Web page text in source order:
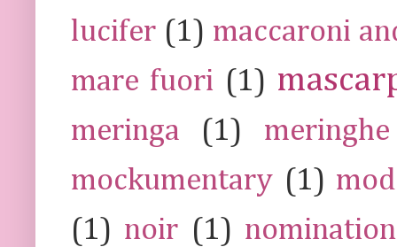
lucifer (1) maccaroni
mare fuori (1)
meringa (1)
meringhe
mockumentary (1)
(1) noir (1)